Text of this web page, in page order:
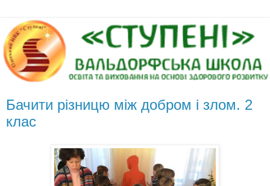
Бачити різницю між добром і злом. 2
клас